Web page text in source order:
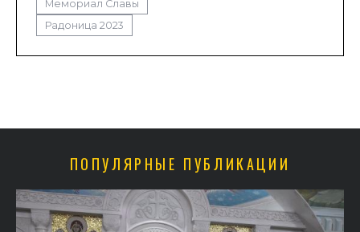
Мемориал Славы
Радоница 2023
ПОПУЛЯРНЫЕ ПУБЛИКАЦИИ